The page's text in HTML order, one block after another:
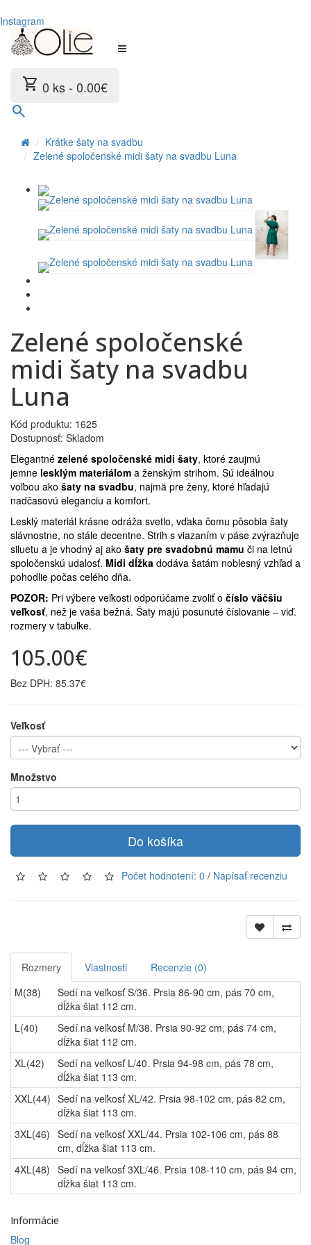
Instagram
shopping_cart 0 ks - 0.00€
search
Krátke šaty na svadbu
Zelené spoločenské midi šaty na svadbu Luna
Zelené spoločenské
midi šaty na svadbu
Luna
Kód produktu: 1625
Dostupnosť: Skladom
Elegantné zelené spoločenské midi šaty, ktoré zaujmú
jemne lesklým materiálom a ženským strihom. Sú ideálnou
voľbou ako šaty na svadbu, najmä pre ženy, ktoré hľadajú
nadčasovú eleganciu a komfort.
Lesklý materiál krásne odráža svetlo, vďaka čomu pôsobia šaty
slávnostne, no stále decentne. Strih s viazaním v páse zvýrazňuje
siluetu a je vhodný aj ako šaty pre svadobnú mamu či na letnú
spoločenskú udalosť. Midi dĺžka dodáva šatám noblesný vzhľad a
pohodlie počas celého dňa.
POZOR: Pri výbere veľkosti odporúčame zvoliť o číslo väčšiu
veľkosť, než je vaša bežná. Šaty majú posunuté číslovanie – viď.
rozmery v tabuľke.
105.00€
Bez DPH: 85.37€
Veľkosť
Množstvo
Do košíka
Počet hodnotení: 0 / Napísať recenziu
Rozmery Vlastnosti
Recenzie (0)
M(38)
Sedí na veľkosť S/36. Prsia 86-90 cm, pás 70 cm,
dĺžka šiat 112 cm.
L(40)
Sedí na veľkosť M/38. Prsia 90-92 cm, pás 74 cm,
dĺžka šiat 112 cm.
XL(42)
Sedí na veľkosť L/40. Prsia 94-98 cm, pás 78 cm,
dĺžka šiat 113 cm.
XXL(44) Sedí na veľkosť XL/42. Prsia 98-102 cm, pás 82 cm,
dĺžka šiat 113 cm.
3XL(46) Sedí na veľkosť XXL/44. Prsia 102-106 cm, pás 88
cm, dĺžka šiat 113 cm.
4XL(48) Sedí na veľkosť 3XL/46. Prsia 108-110 cm, pás 94 cm,
dĺžka šiat 113 cm.
Informácie
Blog